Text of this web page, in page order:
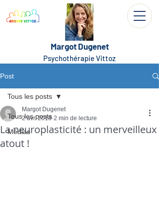
Margot Dugenet
Psychothérapie Vittoz
Post
Tous les posts
Médias
Tous les posts
La neuroplasticité : un merveilleux
atout !
Margot Dugenet
2 avr. 2018 2 min de lecture